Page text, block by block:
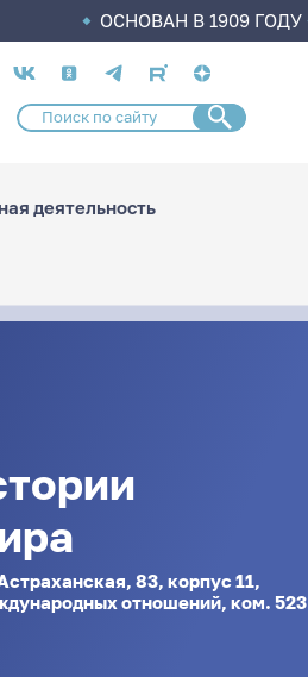
ОСНОВАН В 1909 ГОДУ
Социальные
сети
деятельность
83, корпус 11,
отношений, ком. 523